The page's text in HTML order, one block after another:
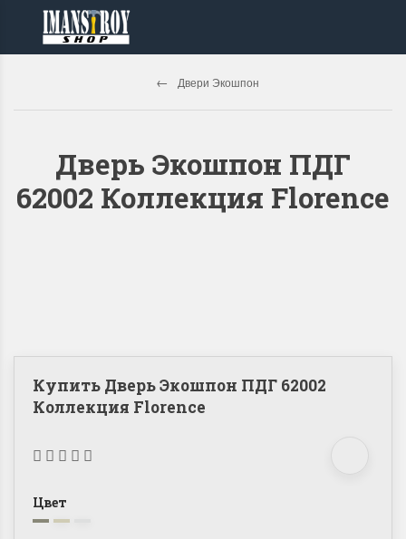
Двери Экошпон
Дверь Экошпон ПДГ
62002 Коллекция Florence
Купить Дверь Экошпон ПДГ 62002
Коллекция Florence
Цвет